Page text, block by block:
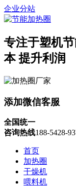
企业分站
专注于塑机
本 提升利润
添加微信客服
全国统一
咨询热线188-5428-
首页
加热圈
干燥机
喂料机